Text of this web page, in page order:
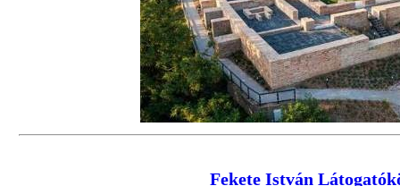
Fekete István